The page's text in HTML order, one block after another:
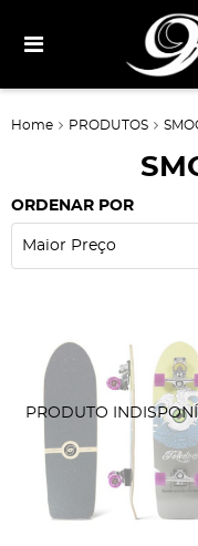
Home PRODUTOS
ORDENAR POR
Maior Preço